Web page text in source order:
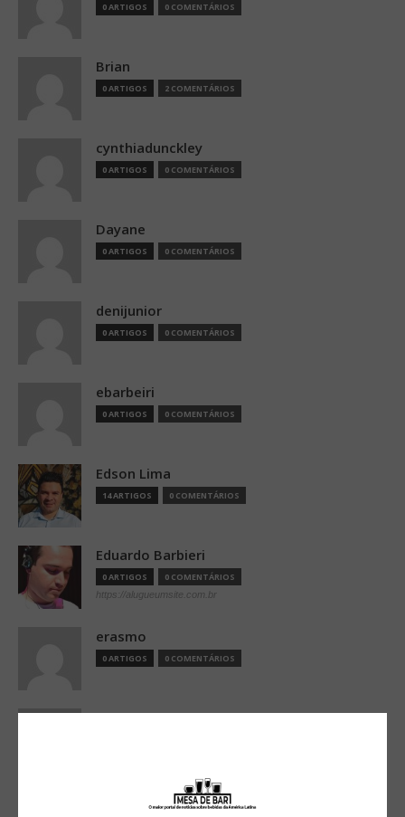
0 ARTIGOS 0 COMENTÁRIOS
Brian
0 ARTIGOS 2 COMENTÁRIOS
cynthiadunckley
0 ARTIGOS 0 COMENTÁRIOS
Dayane
0 ARTIGOS 0 COMENTÁRIOS
denijunior
0 ARTIGOS 0 COMENTÁRIOS
ebarbeiri
0 ARTIGOS 0 COMENTÁRIOS
Edson Lima
14 ARTIGOS 0 COMENTÁRIOS
Eduardo Barbieri
0 ARTIGOS 0 COMENTÁRIOS
https://alugueumsite.com.br
erasmo
0 ARTIGOS 0 COMENTÁRIOS
giovani